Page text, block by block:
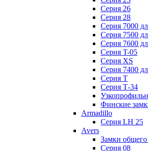
Серия 26
Серия 28
Серия 7000
Серия 7500
Серия 7600
Серия T-05
Серия XS
Серия 7400
Серия Т
Серия Т-34
Финские
Armadillo
Серия LH 25
Avers
Замки общего
Серия 08